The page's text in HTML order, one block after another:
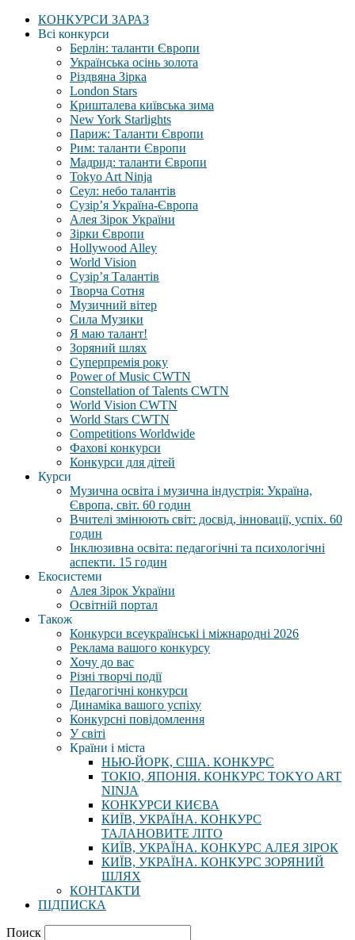
КОНКУРСИ ЗАРАЗ
Всі конкурси
Берлін: таланти Європи
Українська осінь золота
Різдвяна Зірка
London Stars
Кришталева київська зима
New York Starlights
Париж: Таланти Європи
Рим: таланти Європи
Мадрид: таланти Європи
Tokyo Art Ninja
Сеул: небо талантів
Сузір’я Україна-Європа
Алея Зірок України
Зірки Європи
Hollywood Alley
World Vision
Сузір’я Талантів
Творча Сотня
Музичний вітер
Сила Музики
Я маю талант!
Зоряний шлях
Суперпремія року
Power of Music CWTN
Constellation of Talents CWTN
World Vision CWTN
World Stars CWTN
Competitions Worldwide
Фахові конкурси
Конкурси для дітей
Курси
Музична освіта і музична індустрія: Україна,
Європа, світ. 60 годин
Вчителі змінюють світ: досвід, інновації, успіх. 60
годин
Інклюзивна освіта: педагогічні та психологічні
аспекти. 15 годин
Екосистеми
Алея Зірок України
Освітній портал
Також
Конкурси всеукраїнські і міжнародні 2026
Реклама вашого конкурсу
Хочу до вас
Різні творчі події
Педагогічні конкурси
Динаміка вашого успіху
Конкурсні повідомлення
У світі
Країни і міста
НЬЮ-ЙОРК, США. КОНКУРС
ТОКІО, ЯПОНІЯ. КОНКУРС TOKYO ART
NINJA
КОНКУРСИ КИЄВА
КИЇВ, УКРАЇНА. КОНКУРС
ТАЛАНОВИТЕ ЛІТО
КИЇВ, УКРАЇНА. КОНКУРС АЛЕЯ ЗІРОК
КИЇВ, УКРАЇНА. КОНКУРС ЗОРЯНИЙ
ШЛЯХ
КОНТАКТИ
ПІДПИСКА
Поиск